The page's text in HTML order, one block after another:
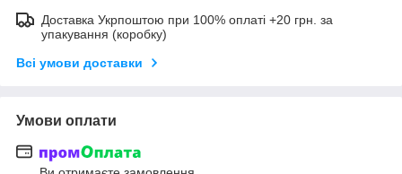
Доставка Укрпоштою при 100% оплаті +20 грн. за
упакування (коробку)
Всі умови доставки
Умови оплати